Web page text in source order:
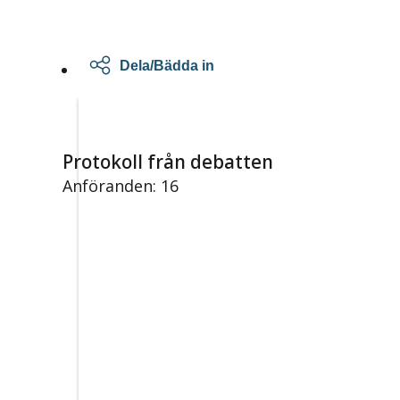
Dela/Bädda in
Protokoll från debatten
Anföranden: 16